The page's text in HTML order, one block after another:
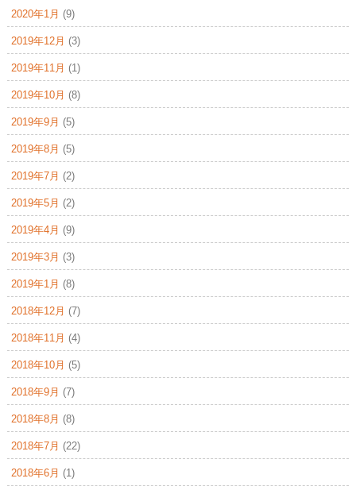
2020年1月 (9)
2019年12月 (3)
2019年11月 (1)
2019年10月 (8)
2019年9月 (5)
2019年8月 (5)
2019年7月 (2)
2019年5月 (2)
2019年4月 (9)
2019年3月 (3)
2019年1月 (8)
2018年12月 (7)
2018年11月 (4)
2018年10月 (5)
2018年9月 (7)
2018年8月 (8)
2018年7月 (22)
2018年6月 (1)